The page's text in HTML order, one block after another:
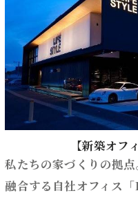
【新築オフ
私たちの家づくりの拠
融合する自社オフィス「